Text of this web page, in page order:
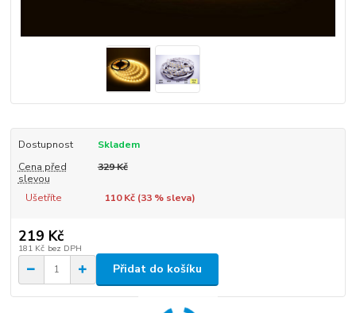
Dostupnost
Skladem
Cena před
slevou
329 Kč
Ušetříte 110 Kč (33% sleva)
219 Kč
181 Kč bez DPH
Přidat do košíku